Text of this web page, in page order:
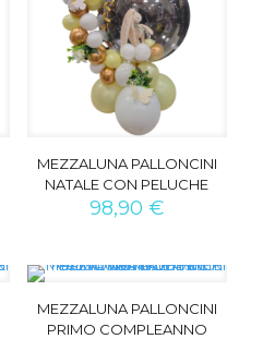
MEZZALUNA PALLONCINI
NATALE CON PELUCHE
98,90 €
MEZZALUNA PALLONCINI
PRIMO COMPLEANNO